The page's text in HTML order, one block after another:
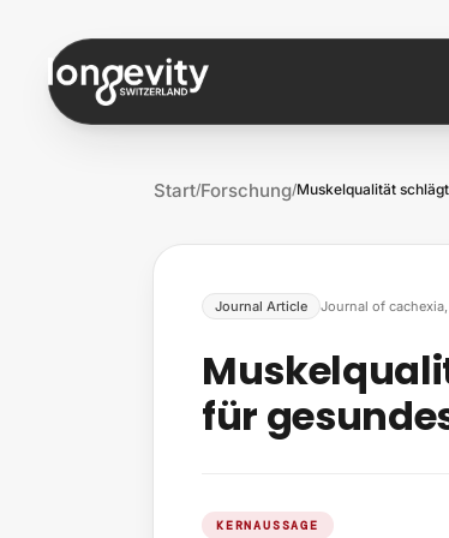
Start/Forschung/
Journal Article Journal of
für
KERNAUSSAGE